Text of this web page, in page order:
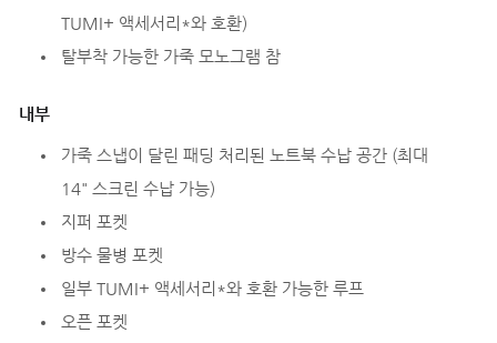
TUMI+ 액세서리*와 호환)
탈부착 가능한 가죽 모노그램 참
내부
가죽 스냅이 달린 패딩 처리된 노트북 수납 공간 (최대
14" 스크린 수납 가능)
지퍼 포켓
방수 물병 포켓
일부 TUMI+ 액세서리*와 호환 가능한 루프
오픈 포켓